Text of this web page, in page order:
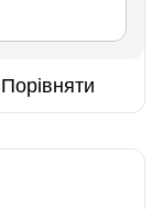
Порівняти